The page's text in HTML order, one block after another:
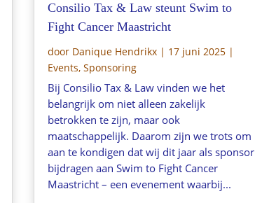
Consilio Tax & Law steunt Swim to
Fight Cancer Maastricht
door Danique Hendrikx| 17 juni 2025|
Events, Sponsoring
Bij Consilio Tax & Law vinden we het
belangrijk om niet alleen zakelijk
betrokken te zijn, maar ook
maatschappelijk. Daarom zijn we trots om
aan te kondigen dat wij dit jaar als sponsor
bijdragen aan Swim to Fight Cancer
Maastricht – een evenement waarbij...